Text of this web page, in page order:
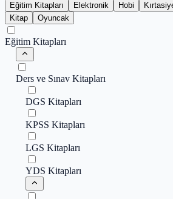
Eğitim Kitapları Elektronik Hobi
Kitap
Oyuncak
Eğitim Kitapları
Ders ve Sınav Kitapları
DGS Kitapları
KPSS Kitapları
LGS Kitapları
YDS Kitapları